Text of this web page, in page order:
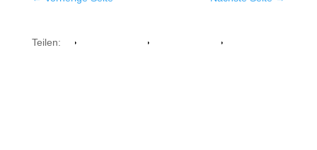
Teilen: Facebook Whatsapp Twitter